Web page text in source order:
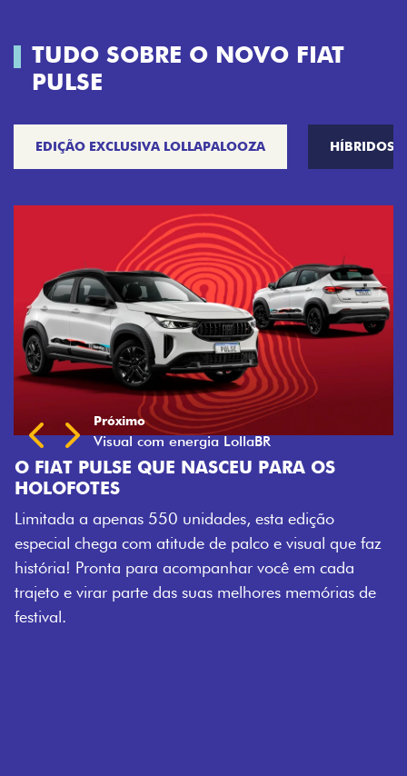
TUDO SOBRE O NOVO FIAT
PULSE
EDIÇÃO EXCLUSIVA LOLLAPALOOZA HÍBRIDOS
PARA OS
esta edição
de palco e visual que faz
você em cada
melhores memórias de